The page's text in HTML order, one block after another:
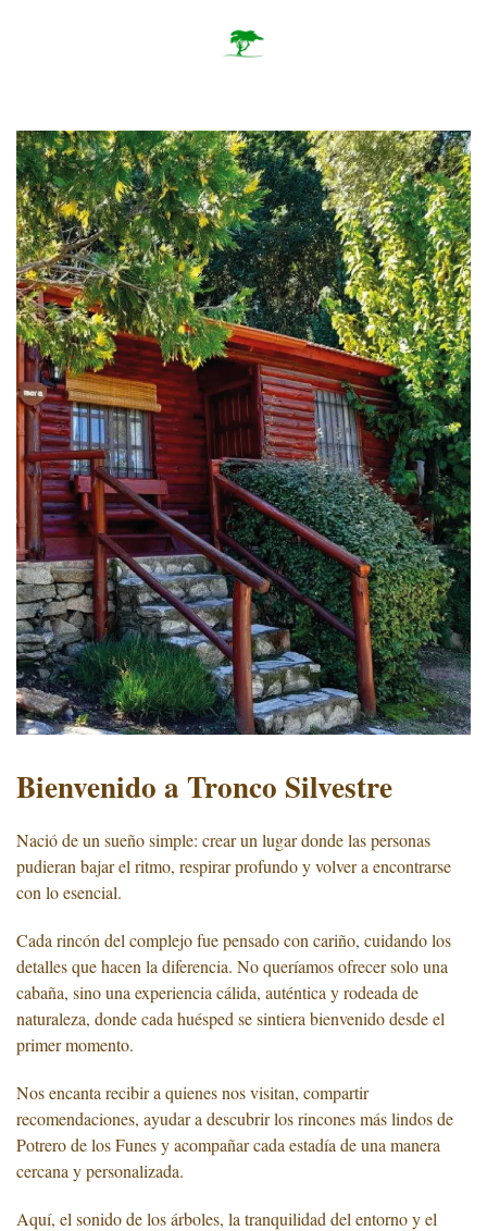
Bienvenido a Tronco Silvestre
Nació de un sueño simple: crear un lugar donde las personas
pudieran bajar el ritmo, respirar profundo y volver a encontrarse
con lo esencial.
Cada rincón del complejo fue pensado con cariño, cuidando los
detalles que hacen la diferencia. No queríamos ofrecer solo una
cabaña, sino una experiencia cálida, auténtica y rodeada de
naturaleza, donde cada huésped se sintiera bienvenido desde el
primer momento.
Nos encanta recibir a quienes nos visitan, compartir
recomendaciones, ayudar a descubrir los rincones más lindos de
Potrero de los Funes y acompañar cada estadía de una manera
cercana y personalizada.
Aquí, el sonido de los árboles, la tranquilidad del entorno y el